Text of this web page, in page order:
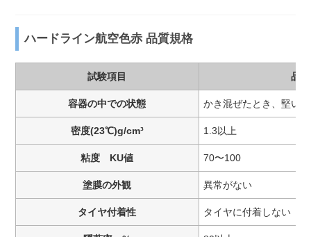
ハードライン航空色赤 品質規格
試験項目 品質
容器の中での状態 かき混ぜたとき、堅い
密度(23℃)g/cm³ 1.3以上
粘度 KU値 70〜100
塗膜の外観 異常がない
タイヤ付着性 タイヤに付着しない